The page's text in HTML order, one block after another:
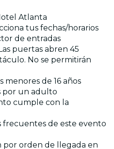
Atlanta
tus fechas/horarios
de entradas
puertas abren 45
No se permitirán
menores de 16 años
por un adulto
cumple con la
frecuentes de este evento
por orden de llegada en